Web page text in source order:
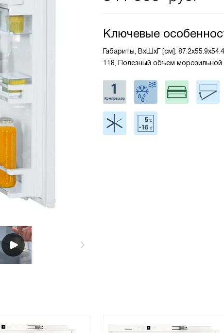
Ключевые
Габариты, ВxШxГ [см]:
118, Полезный объем морозильной